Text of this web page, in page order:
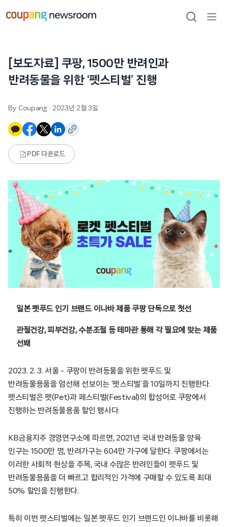
건너뛰기
검색
[보도자료] 쿠팡, 1500만 반려인과
반려동물을 위한 ‘펫스티벌’ 진행
By Coupang · 2023년 2월 3일
PDF 다운로드
일본 펫푸드 인기 브랜드 이나바 제품 쿠팡 단독으로 첫선
관절건강, 피부건강, 수분조절 등 테마관 통해 각 필요에 맞는 제품
선봬
2023. 2. 3. 서울 – 쿠팡이 반려동물을 위한 펫푸드 및
반려동물용품을 엄선해 선보이는 ‘펫스티벌’을 10일까지 진행한다.
펫스티벌은 펫(Pet)과 페스티벌(Festival)의 합성어로 쿠팡에서
진행하는 반려동물용품 할인 행사다.
KB금융지주 경영연구소에 따르면, 2021년 국내 반려동물 양육
인구는 1500만 명, 반려가구는 604만 가구에 달한다. 쿠팡에서는
이러한 사회적 현상을 주목, 국내 수많은 반려인들이 펫푸드 및
반려동물용품을 더 빠르고 합리적인 가격에 구매할 수 있도록 최대
50% 할인을 진행한다.
특히 이번 펫스티벌에는 일본 펫푸드 인기 브랜드인 이나바를 비롯해